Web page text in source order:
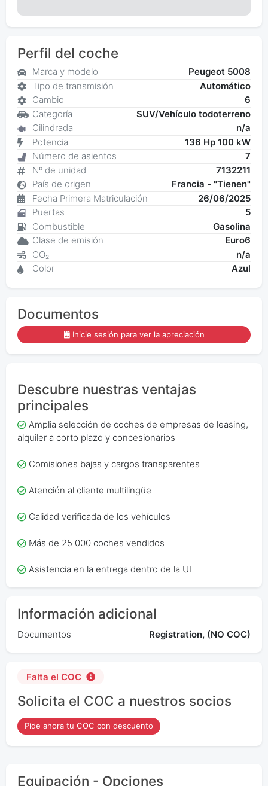
Perfil del coche
Marca y modelo
Peugeot 5008
Tipo de transmisión
Automático
Cambio
6
Categoría
SUV/Vehículo todoterreno
Cilindrada
n/a
Potencia
136 Hp 100 kW
Número de asientos
7
Nº de unidad
7132211
País de origen
Francia - "Tienen"
Fecha Primera Matriculación
26/06/2025
Puertas
5
Combustible
Gasolina
Clase de emisión
Euro6
CO₂
n/a
Color
Azul
Documentos
Inicie sesión para ver la apreciación
Descubre nuestras ventajas
principales
Amplia selección de coches de empresas de leasing,
alquiler a corto plazo y concesionarios
Comisiones bajas y cargos transparentes
Atención al cliente multilingüe
Calidad verificada de los vehículos
Más de 25 000 coches vendidos
Asistencia en la entrega dentro de la UE
Información adicional
Documentos Registration, (NO COC)
Falta el COC
Solicita el COC a nuestros socios
Pide ahora tu COC con descuento
Equipación - Opciones